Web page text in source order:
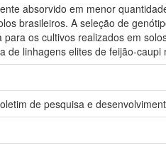
absorvido em menor
brasileiros. A seleção de
os cultivos realizados em
de linhagens elites de feijão-
de pesquisa e